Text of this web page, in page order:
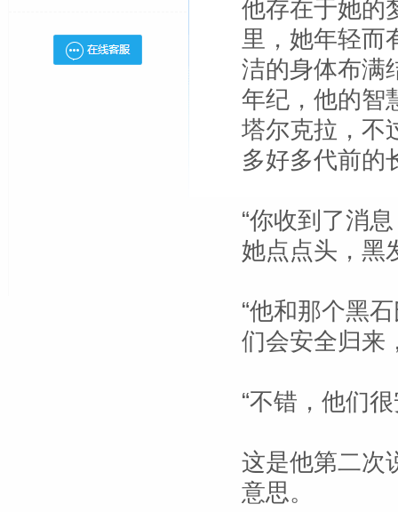
他存在于她的
里，她年轻而
洁的身体布满
年纪，他的智
塔尔克拉，不
多好多代前的
“你收到了消
她点点头，黑
“他和那个黑
们会安全归来
“不错，他们
这是他第二次
意思。